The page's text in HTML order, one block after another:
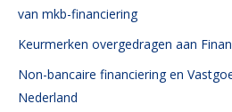
van mkb-financiering
Keurmerken overgedragen aan
Non-bancaire financiering en
Nederland